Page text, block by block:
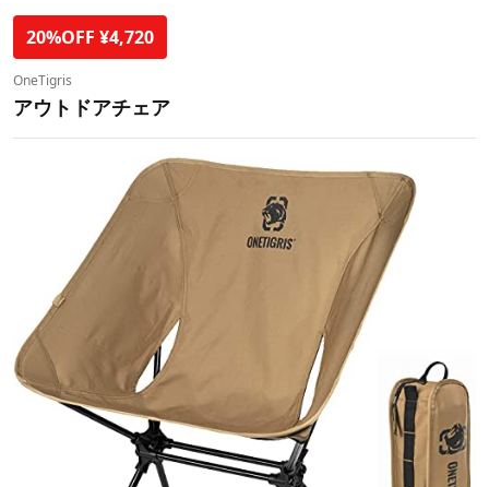
20%OFF ¥4,720
OneTigris
アウトドアチェア